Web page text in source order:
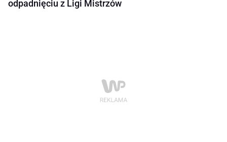
odpadnięciu z Ligi Mistrzów